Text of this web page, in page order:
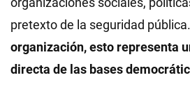
pretexto de la seguridad pública.
organización, esto representa
directa de las bases